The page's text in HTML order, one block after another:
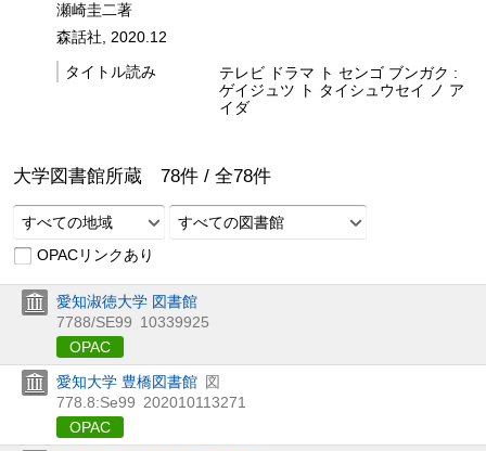
瀬崎圭二著
森話社, 2020.12
タイトル読み
テレビ ドラマ ト センゴ ブンガク :
ゲイジュツ ト タイシュウセイ ノ ア
イダ
大学図書館所蔵 78件 / 全78件
すべての地域
すべての図書館
OPACリンクあり
愛知淑徳大学 図書館
7788/SE99 10339925
OPAC
愛知大学 豊橋図書館 図
778.8:Se99 202010113271
OPAC